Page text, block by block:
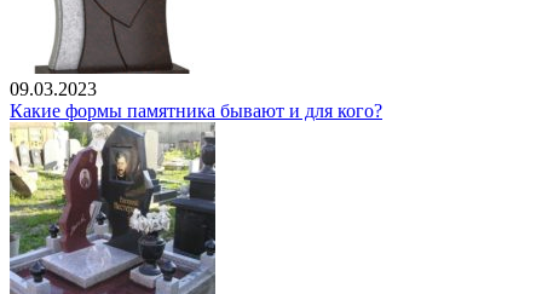
09.03.2023
Какие формы памятника бывают и для кого?